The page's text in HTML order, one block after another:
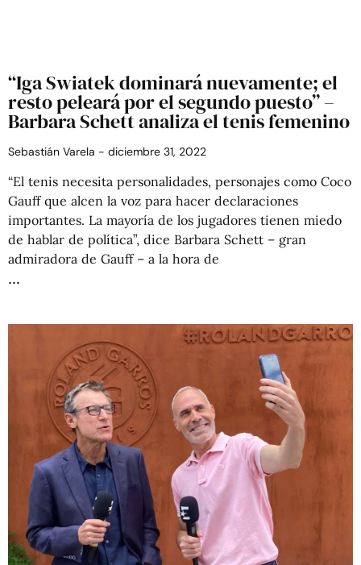
“Iga Swiatek dominará nuevamente; el
resto peleará por el segundo puesto” –
Barbara Schett analiza el tenis femenino
Sebastián Varela diciembre 31, 2022
“El tenis necesita personalidades, personajes como Coco
Gauff que alcen la voz para hacer declaraciones
importantes. La mayoría de los jugadores tienen miedo
de hablar de política”, dice Barbara Schett – gran
admiradora de Gauff – a la hora de